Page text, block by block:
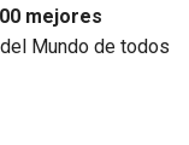
mejores
Mundo de todos